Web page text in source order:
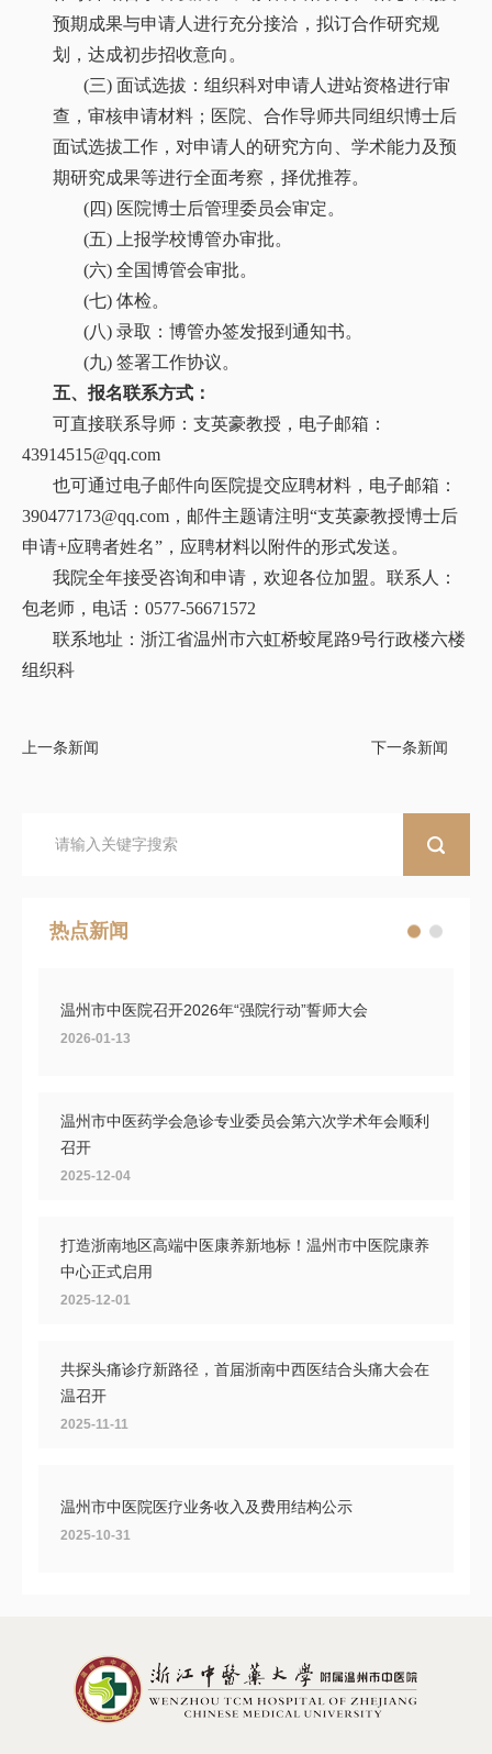
预期成果与申请人进行充分接洽，拟订合作研究规
划，达成初步招收意向。
(三) 面试选拔：组织科对申请人进站资格进行审
查，审核申请材料；医院、合作导师共同组织博士后
面试选拔工作，对申请人的研究方向、学术能力及预
期研究成果等进行全面考察，择优推荐。
(四) 医院博士后管理委员会审定。
(五) 上报学校博管办审批。
(六) 全国博管会审批。
(七) 体检。
(八) 录取：博管办签发报到通知书。
(九) 签署工作协议。
五、 报名联系方式：
可直接联系导师：支英豪教授，电子邮箱：
43914515@qq.com
也可通过电子邮件向医院提交应聘材料，电子邮箱：
390477173@qq.com， 邮件主题请注明“支英豪教授博士后
申请+应聘者姓名”，应聘材料以附件的形式发送。
我院全年接受咨询和申请，欢迎各位加盟。联系人：
包老师，电话：0577-56671572
联系地址：浙江省温州市六虹桥蛟尾路9号行政楼六楼
组织科
上一条新闻 下一条新闻
热点新闻
温州市中医院召开2026年“强院行动”誓师大会
2026-01-13
温州市中医药学会急诊专业委员会第六次学术年会顺利
召开
2025-12-04
打造浙南地区高端中医康养新地标！温州市中医院康养
中心正式启用
2025-12-01
共探头痛诊疗新路径，首届浙南中西医结合头痛大会在
温召开
2025-11-11
温州市中医院医疗业务收入及费用结构公示
2025-10-31
2025-10-20